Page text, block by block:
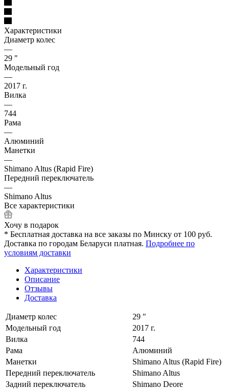
Характеристики
Диаметр колес
—
29 "
Модельный год
—
2017 г.
Вилка
—
744
Рама
—
Алюминий
Манетки
—
Shimano Altus (Rapid Fire)
Передний переключатель
—
Shimano Altus
Все характеристики
Хочу в подарок
* Бесплатная доставка на все заказы по Минску от 100 руб.
Доставка по городам Беларуси платная. Подробнее по
условиям доставки
Характеристики
Описание
Отзывы
Доставка
Диаметр колес
29 "
Модельный год
2017 г.
Вилка
744
Рама
Алюминий
Манетки
Shimano Altus (Rapid Fire)
Передний переключатель
Shimano Altus
Задний переключатель
Shimano Deore